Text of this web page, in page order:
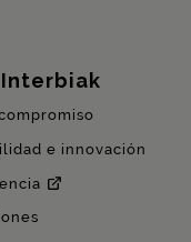
del sitio
e innovación